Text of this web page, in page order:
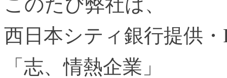
西日本シティ銀行提供
「志、情熱企業」